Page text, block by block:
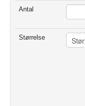
Antal
Størrelse